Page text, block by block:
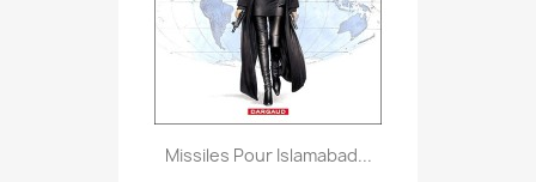
Missiles Pour Islamabad...